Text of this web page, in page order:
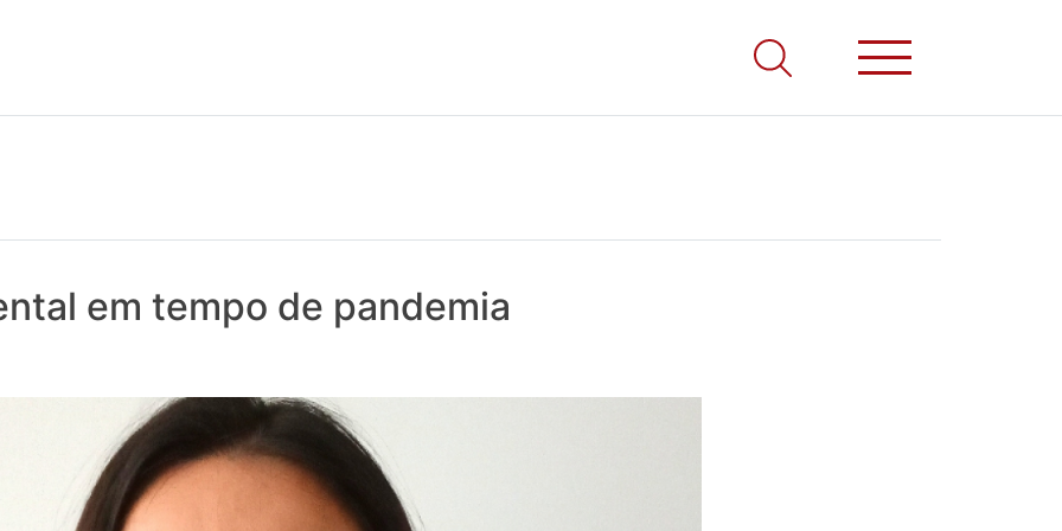
realmente contam! Tudo o que se passa na Saúde!
em tempo de pandemia